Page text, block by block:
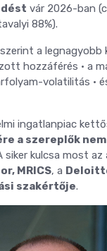
vár 2026-ban
88%).
a legnagyobb
hozzáférés • a
volatilitás •
ingatlanpiac
a szereplők
siker kulcsa most az
MRICS, a
szakértője.